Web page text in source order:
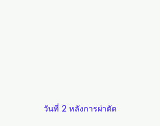
วันที่ 2 หลังการผ่าตัด